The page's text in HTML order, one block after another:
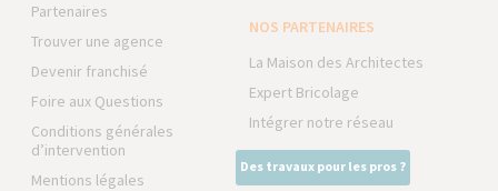
Partenaires
Trouver une agence
Devenir franchisé
Foire aux Questions
Conditions générales
d’intervention
Mentions légales
NOS PARTENAIRES
La Maison des Architectes
Expert Bricolage
Intégrer notre réseau
Des travaux pour les pros ?